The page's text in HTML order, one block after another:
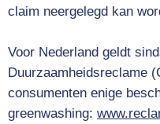
claim neergelegd kan
Voor Nederland geldt
Duurzaamheidsreclame
consumenten enige
greenwashing: